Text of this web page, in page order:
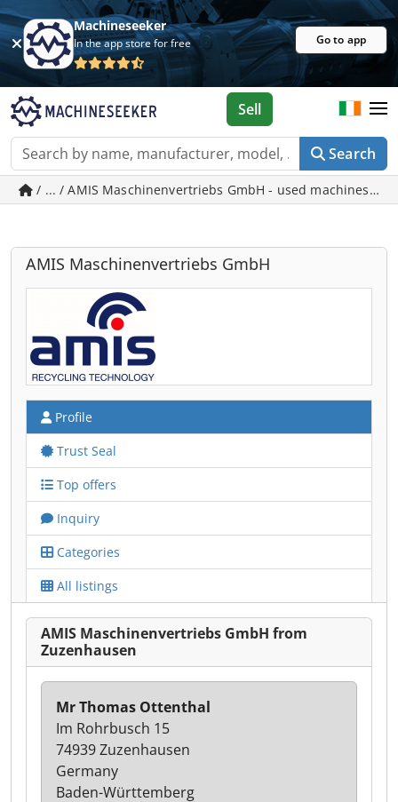
Machineseeker
In the app store for free Go to app
Search
Sell
/ ... / AMIS Maschinenvertriebs GmbH - used machines in
AMIS Maschinenvertriebs GmbH
Profile
Trust Seal
Top offers
Inquiry
Categories
All listings
AMIS Maschinenvertriebs GmbH from
Zuzenhausen
Mr Thomas Ottenthal
Im Rohrbusch 15
74939 Zuzenhausen
Germany
Baden-Württemberg